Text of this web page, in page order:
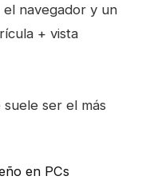
navegador y un
+ vista
ser el más
en PCs